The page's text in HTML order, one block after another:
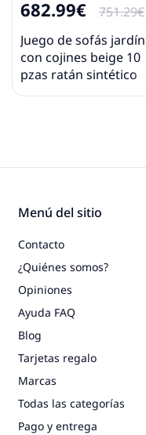
682.99€
751.29€
Juego de sofás jardín
con cojines beige 10
pzas ratán sintético
Menú del sitio
Contacto
¿Quiénes somos?
Opiniones
Ayuda FAQ
Blog
Tarjetas regalo
Marcas
Todas las categorías
Pago y entrega